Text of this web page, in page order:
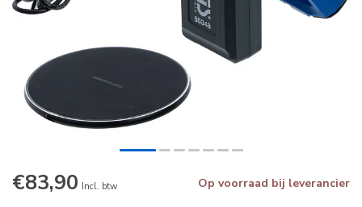
€83,90 Incl. btw Op voorraad bij leverancier